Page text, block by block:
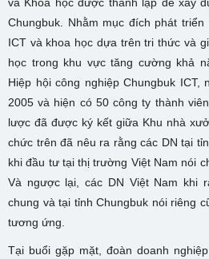
Chungbuk. Nhằm mục đích phát
ICT và khoa học dựa trên tri thức và
học trong khu vực tăng cường khả
Hiệp hội công nghiệp Chungbuk ICT,
2005 và hiện có 50 công ty thành
lược đã được ký kết giữa Khu nhà
chức trên đã nêu ra rằng các DN tại
khi đầu tư tại thị trường Việt Nam nói
Và ngược lại, các DN Việt Nam khi
chung và tại tỉnh Chungbuk nói riêng
tương ứng.
Tại buổi gặp mặt, đoàn doanh